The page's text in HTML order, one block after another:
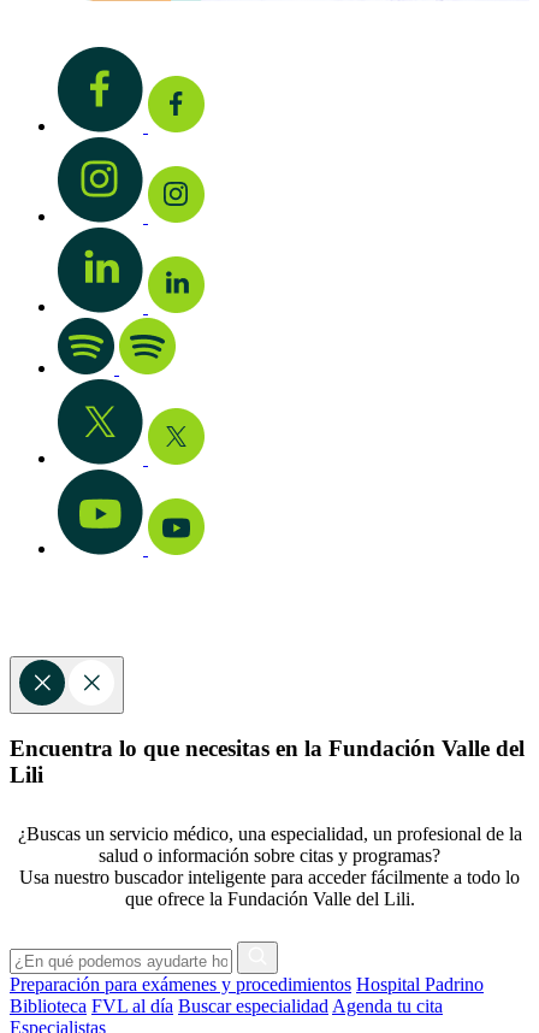
Encuentra lo que necesitas en la Fundación Valle del
Lili
¿Buscas un servicio médico, una especialidad, un profesional de la
salud o información sobre citas y programas?
Usa nuestro buscador inteligente para acceder fácilmente a todo lo
que ofrece la Fundación Valle del Lili.
Preparación para exámenes y procedimientos Hospital Padrino
Biblioteca FVL al día Buscar especialidad Agenda tu cita
Especialistas